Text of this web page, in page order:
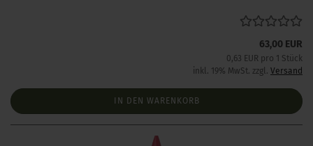
63,00 EUR
0,63 EUR pro 1 Stück
inkl. 19% MwSt. zzgl. Versand
IN DEN WARENKORB